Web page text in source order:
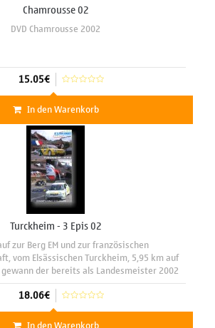
Chamrousse 02
DVD Chamrousse 2002
15.05€
In den Warenkorb
Turckheim - 3 Epis 02
zur Berg EM und zur französischen
vom Elsässischen Turckheim, 5,95 km auf
gewann der bereits als Landesmeister 2002
Bernard Chamberod knapp vor seinen
Landsleuten, dem neuen
18.06€